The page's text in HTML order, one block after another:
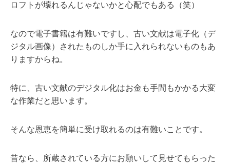
ロフトが壊れるんじゃないかと心配でもある（笑）
なので電子書籍は有難いですし、古い文献は電子化（デ
ジタル画像）されたものしか手に入れられないものもあ
りますからね。
特に、古い文献のデジタル化はお金も手間もかかる大変
な作業だと思います。
そんな恩恵を簡単に受け取れるのは有難いことです。
昔なら、所蔵されている方にお願いして見せてもらった